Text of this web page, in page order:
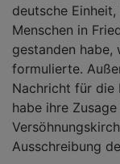
deutsche
Menschen in
gestanden habe,
formulierte.
Nachricht für die
habe ihre
Ausschreibung